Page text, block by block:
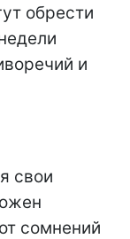
обрести
и
свои
сомнений